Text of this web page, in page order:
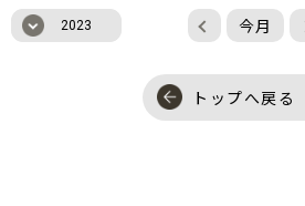
2023 今月
トップへ戻る